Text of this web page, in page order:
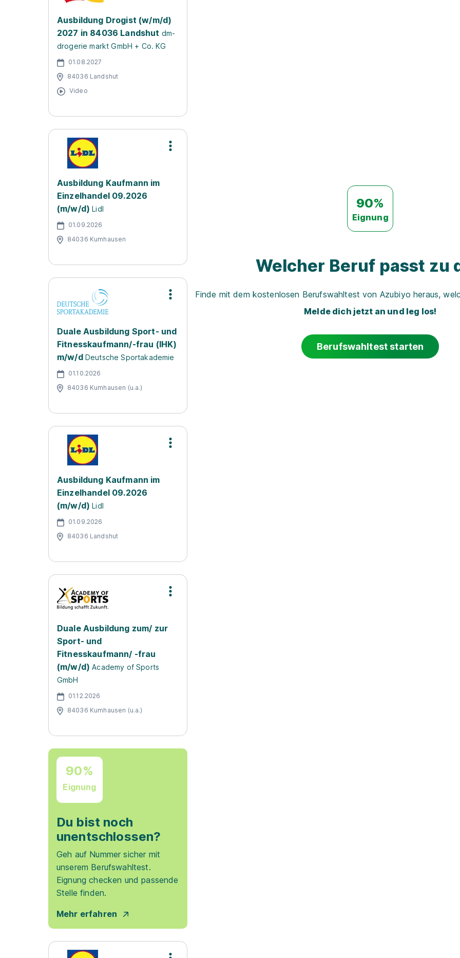
Ausbildung Drogist (w/m/d)
2027 in 84036 Landshut dm-
drogerie markt GmbH + Co. KG
01.08.2027
84036 Landshut
Video
Ausbildung Kaufmann im
Einzelhandel 09.2026
(m/w/d) Lidl
01.09.2026
84036 Kumhausen
Duale Ausbildung Sport- und
Fitnesskaufmann/-frau (IHK)
m/w/d Deutsche Sportakademie
01.10.2026
84036 Kumhausen (u.a.)
Ausbildung Kaufmann im
Einzelhandel 09.2026
(m/w/d) Lidl
01.09.2026
84036 Landshut
Duale Ausbildung zum/ zur
Sport- und
Fitnesskaufmann/ -frau
(m/w/d) Academy of Sports
GmbH
01.12.2026
84036 Kumhausen (u.a.)
90%
Eignung
Du bist noch
unentschlossen?
Geh auf Nummer sicher mit
unserem Berufswahltest.
Eignung checken und passende
Stelle finden.
Mehr erfahren
90%
Eignung
Welcher Beruf passt zu
Finde mit dem kostenlosen Berufswahltest von Azubiyo heraus,
Melde dich jetzt an und leg los!
Berufswahltest starten